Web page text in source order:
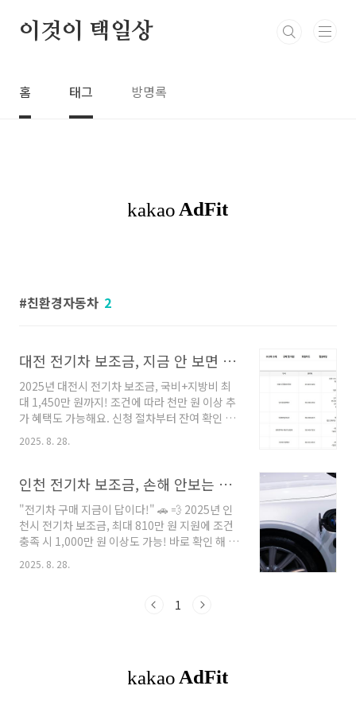
이것이 택일상
홈 태그 방명록
친환경자동차 2
대전 전기차 보조금, 지금 안 보면 1,000만 원 손해!
2025년 대전시 전기차 보조금, 국비+지방비 최
대 1,450만 원까지! 조건에 따라 천만 원 이상 추
가 혜택도 가능해요. 신청 절차부터 잔여 확인 꿀
팁까지 모아드립니다. 대전시 전기차 보조금 확
인 하러 가기 목차1. 2025 대전 전기차 보조금 개
원 대상 & 추가 혜택 조건4. 신청 기간 및 절차5.
국비 지원금 및 지급 절차 확인 방법6. 잔여대수
실시간 확인 · 주의사항7. 신청 시 꿀팁 요약8.
FAQ (자주 묻는 질문)9. 마무리 정리 & 문의처 안
내 1. 2025 대전 전기차 보조금 개요대전광역시
는 2025년 전기차 보급사업을 통해 총 1,857대
2025. 8. 28.
인천 전기차 보조금, 손해 안보는 방법 총정리
"전기차 구매 지금이 답이다!" 🚗 💨 2025년 인
천시 전기차 보조금, 최대 810만 원 지원에 조건
충족 시 1,000만 원 이상도 가능! 바로 확인 해 보
세요. 인천 전기차 혜택! 목차2025 인천 전기차
보조금 개요차종별 지원금 (승용 · 화물 · 승합)
차국비 지원금 확인 방법잔여대수 실시간 확인
위해 약 360억 원 규모의 예산을 확보했어요. 이
를 통해 승용, 화물, 승합차 약 5,000대에 대해 보
2025. 8. 28.
1